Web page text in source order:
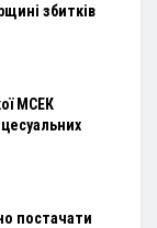
збитків
МСЕК
постачати